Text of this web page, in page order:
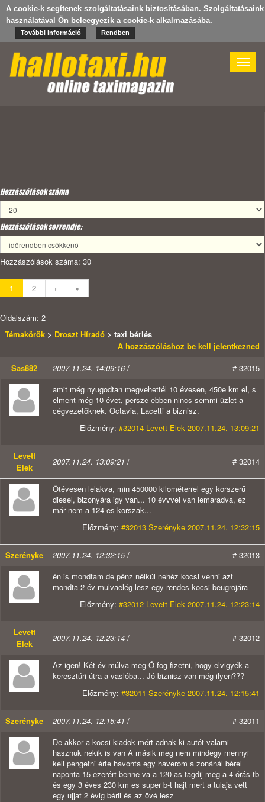
A cookie-k segítenek szolgáltatásaink biztosításában. Szolgáltatásaink
használatával Ön beleegyezik a cookie-k alkalmazásába.
További információ Rendben
Toggle
Hozzászólások száma
Hozzászólások sorrendje:
Hozzászólások száma: 30
1 2 › »
Oldalszám: 2
Témakörök > Droszt Híradó > taxi bérlés
A hozzászóláshoz be kell jelentkezned
Sas882
2007.11.24. 14:09:16/
# 32015
amit még nyugodtan megvehettél 10 évesen, 450e km el, s
elment még 10 évet, persze ebben nincs semmi üzlet a
cégvezetőknek. Octavia, Lacetti a biznisz.
Előzmény: #32014 Levett Elek 2007.11.24. 13:09:21
Levett
Elek
2007.11.24. 13:09:21 / # 32014
Ötévesen lelakva, min 450000 kilométerrel egy korszerű
diesel, bizonyára igy van... 10 évvvel van lemaradva, ez
már nem a 124-es korszak...
Előzmény: #32013 Szerényke 2007.11.24. 12:32:15
Szerényke 2007.11.24. 12:32:15/
# 32013
én is mondtam de pénz nélkül nehéz kocsi venni azt
mondta 2 év mulvaelég lesz egy rendes kocsi beugrojára
Előzmény: #32012 Levett Elek 2007.11.24. 12:23:14
Levett
Elek
2007.11.24. 12:23:14 / # 32012
Az igen! Két év múlva meg Ő fog fizetni, hogy elvigyék a
keresztúri útra a vaslóba... Jó biznisz van még ilyen???
Előzmény: #32011 Szerényke 2007.11.24. 12:15:41
Szerényke 2007.11.24. 12:15:41 /
# 32011
De akkor a kocsi kiadok mért adnak ki autót valami
hasznuk nekik is van A másik meg nem mindegy mennyi
kell pengetni érte havonta egy haverom a zonánál bérel
naponta 15 ezerért benne va a 120 as tagdij meg a 4 órás tb
és egy 3 éves 230 km es super b-t hajt mert a tulaja vett
egy ujjat 2 évig bérli és az övé lesz